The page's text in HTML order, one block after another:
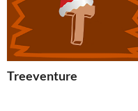
Treeventure